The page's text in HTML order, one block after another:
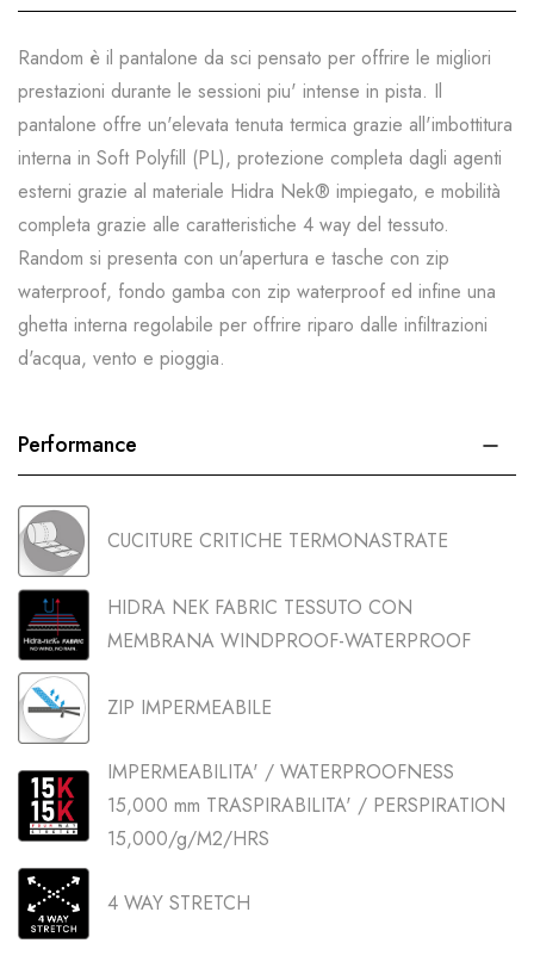
Random è il pantalone da sci pensato per offrire le migliori
prestazioni durante le sessioni piu' intense in pista. Il
pantalone offre un'elevata tenuta termica grazie all'imbottitura
interna in Soft Polyfill (PL), protezione completa dagli agenti
esterni grazie al materiale Hidra Nek® impiegato, e mobilità
completa grazie alle caratteristiche 4 way del tessuto.
Random si presenta con un'apertura e tasche con zip
waterproof, fondo gamba con zip waterproof ed infine una
ghetta interna regolabile per offrire riparo dalle infiltrazioni
d'acqua, vento e pioggia.
Performance
CUCITURE CRITICHE TERMONASTRATE
HIDRA NEK FABRIC TESSUTO CON
MEMBRANA WINDPROOF-WATERPROOF
ZIP IMPERMEABILE
IMPERMEABILITA' / WATERPROOFNESS
15,000 mm TRASPIRABILITA' / PERSPIRATION
15,000/g/M2/HRS
4 WAY STRETCH